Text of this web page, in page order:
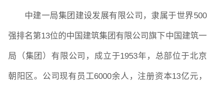
院长致词 学院简介 现任领导 各系介绍
院党委 院行政 院工会 教授委员会
中建一局集团建设发展有限公司，隶属于世界500
强排名第13位的中国建筑集团有限公司旗下中国建筑一
局（集团）有限公司，成立于1953年，总部位于北京
朝阳区。公司现有员工6000余人，注册资本13亿元，